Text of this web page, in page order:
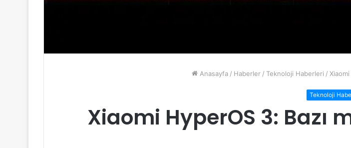
Anasayfa / Haberler / Teknoloji Haberleri /
Teknoloji
Xiaomi HyperOS 3: Bazı